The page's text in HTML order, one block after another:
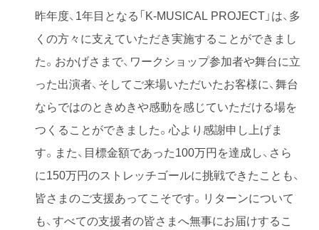
昨年度、1年目となる「K-MUSICAL PROJECT」は、多
くの方々に支えていただき実施することができまし
た。おかげさまで、ワークショップ参加者や舞台に立
った出演者、そしてご来場いただいたお客様に、舞台
ならではのときめきや感動を感じていただける場を
つくることができました。心より感謝申し上げま
す。また、目標金額であった100万円を達成し、さら
に150万円のストレッチゴールに挑戦できたことも、
皆さまのご支援あってこそです。リターンについて
も、すべての支援者の皆さまへ無事にお届けするこ